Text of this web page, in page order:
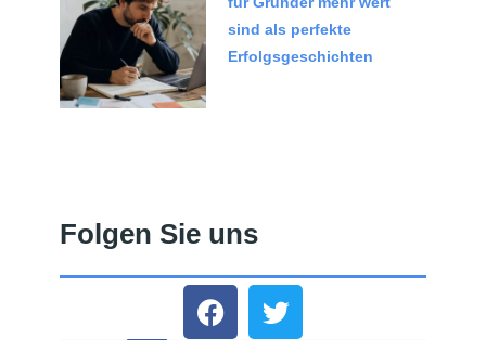
sind als perfekte
Erfolgsgeschichten
Folgen Sie uns